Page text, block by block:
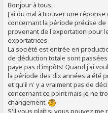
Bonjour à tous,
J'ai du mal à trouver une
concernant la période précise
provenant de l'exportation pour
exportatrices.
La société est entrée en
de déduction totale sont
paye pas d'impôts! Quand j'ai
la période des dix années a été
et qu'il n' y a vraiment pas de
concernant ce point mais je ne
changement